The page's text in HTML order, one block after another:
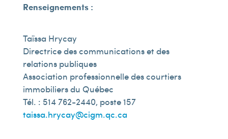
Renseignements :
Taïssa Hrycay
Directrice des communications et des
relations publiques
Association professionnelle des courtiers
immobiliers du Québec
Tél. : 514 762-2440, poste 157
taissa.hrycay@cigm.qc.ca